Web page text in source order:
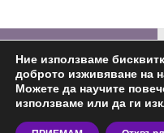
С подкрепата на
Ние използваме
доброто изживяване на
Можете да научите
използваме или да ги